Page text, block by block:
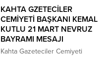
sayıda davetlinin Malatya’ya
gelmeye başladığını...
KAHTA GZETECİLER
CEMİYETİ BAŞKANI KEMAL
KUTLU 21 MART NEVRUZ
BAYRAMI MESAJI
Kahta Gazeteciler Cemiyeti